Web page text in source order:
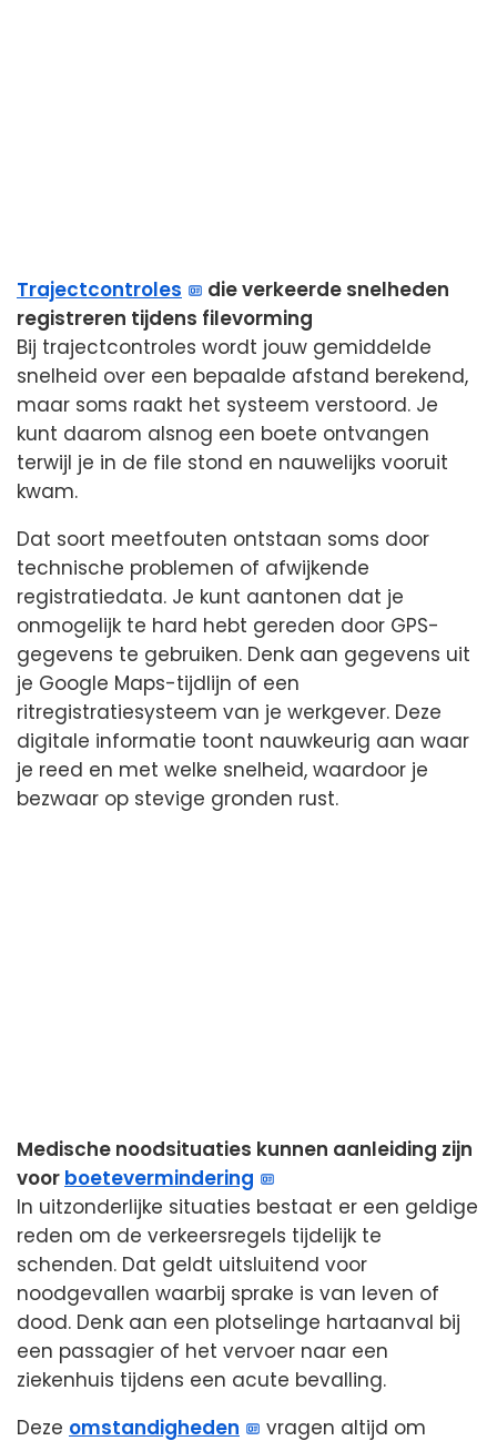
Trajectcontroles
die verkeerde snelheden
registreren tijdens filevorming
Bij trajectcontroles wordt jouw gemiddelde
snelheid over een bepaalde afstand berekend,
maar soms raakt het systeem verstoord. Je
kunt daarom alsnog een boete ontvangen
terwijl je in de file stond en nauwelijks vooruit
kwam.
Dat soort meetfouten ontstaan soms door
technische problemen of afwijkende
registratiedata. Je kunt aantonen dat je
onmogelijk te hard hebt gereden door GPS-
gegevens te gebruiken. Denk aan gegevens uit
je Google Maps-tijdlijn of een
ritregistratiesysteem van je werkgever. Deze
digitale informatie toont nauwkeurig aan waar
je reed en met welke snelheid, waardoor je
bezwaar op stevige gronden rust.
Medische noodsituaties kunnen aanleiding zijn
voor boetevermindering
In uitzonderlijke situaties bestaat er een geldige
reden om de verkeersregels tijdelijk te
schenden. Dat geldt uitsluitend voor
noodgevallen waarbij sprake is van leven of
dood. Denk aan een plotselinge hartaanval bij
een passagier of het vervoer naar een
ziekenhuis tijdens een acute bevalling.
Deze omstandigheden vragen altijd om